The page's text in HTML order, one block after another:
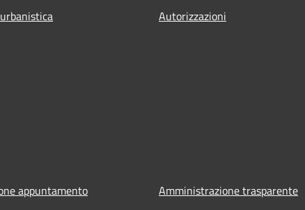
Autorizzazioni
appuntamento
Amministrazione trasparente